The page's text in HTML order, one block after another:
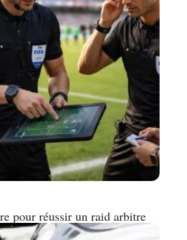
pour réussir un raid arbitre